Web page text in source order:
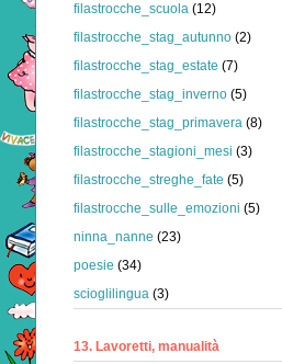
filastrocche_scuola (12)
filastrocche_stag_autunno (2)
filastrocche_stag_estate (7)
filastrocche_stag_inverno (5)
filastrocche_stag_primavera (8)
filastrocche_stagioni_mesi (3)
filastrocche_streghe_fate (5)
filastrocche_sulle_emozioni (5)
ninna_nanne (23)
poesie (34)
scioglilingua (3)
13. Lavoretti, manualità